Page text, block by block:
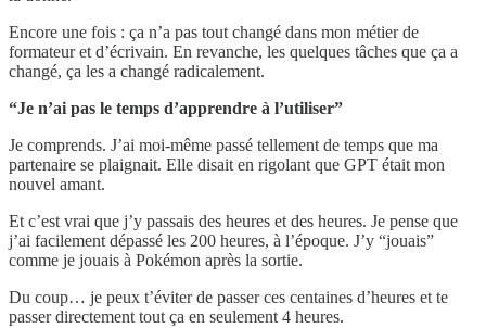
Encore une fois : ça n’a pas tout changé dans mon métier de
formateur et d’écrivain. En revanche, les quelques tâches que ça a
changé, ça les a changé radicalement.
“Je n’ai pas le temps d’apprendre à l’utiliser”
Je comprends. J’ai moi-même passé tellement de temps que ma
partenaire se plaignait. Elle disait en rigolant que GPT était mon
nouvel amant.
Et c’est vrai que j’y passais des heures et des heures. Je pense que
j’ai facilement dépassé les 200 heures, à l’époque. J’y “jouais”
comme je jouais à Pokémon après la sortie.
Du coup… je peux t’éviter de passer ces centaines d’heures et te
passer directement tout ça en seulement 4 heures.